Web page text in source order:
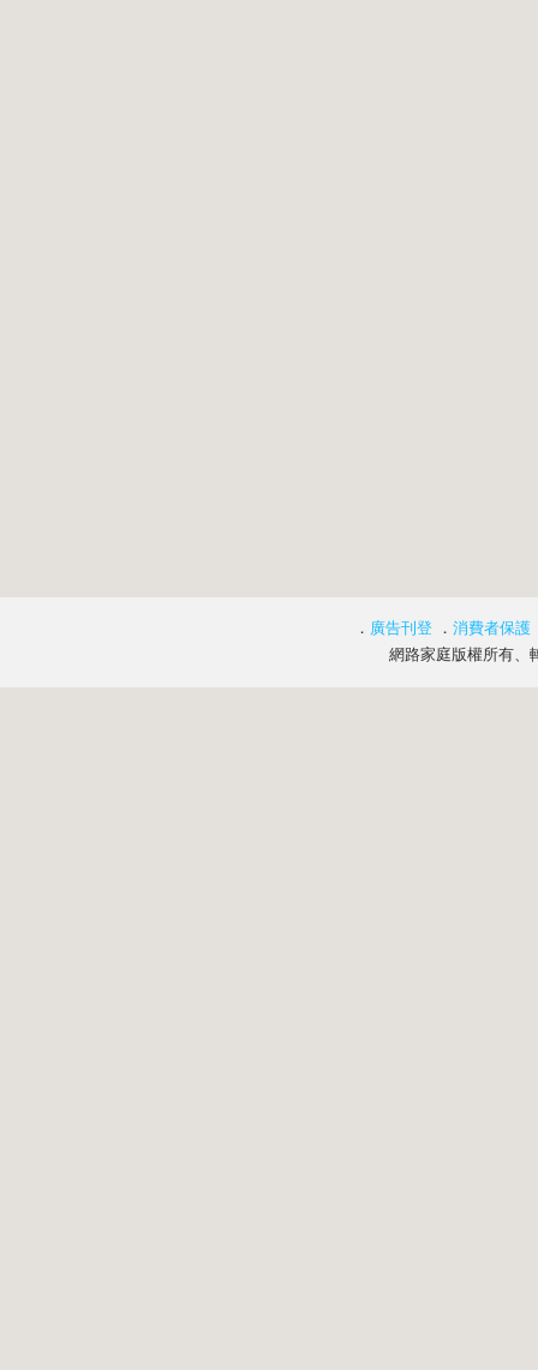
． 廣告刊登 ． 消費者保護
網路家庭版權所有、